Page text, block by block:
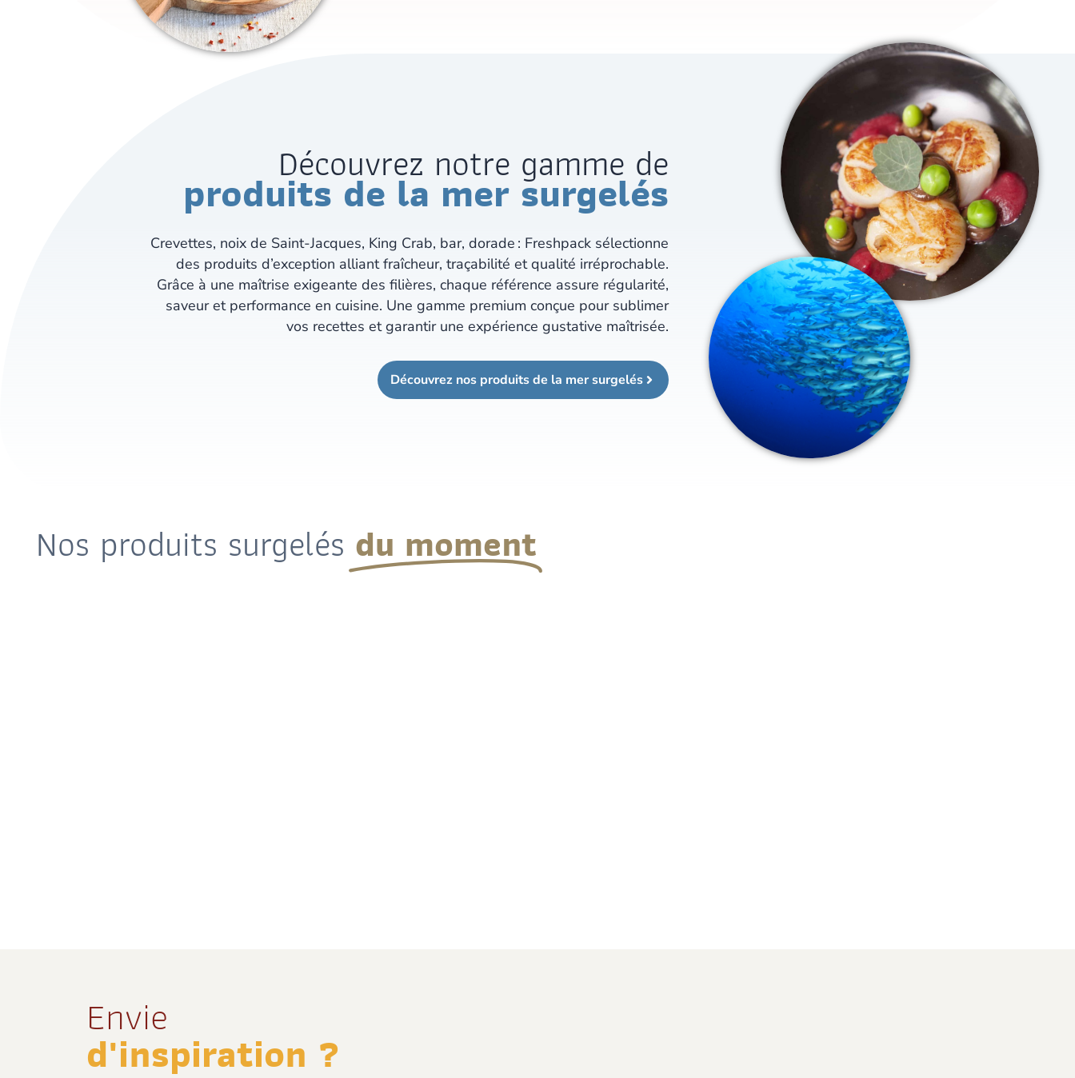
Découvrez notre gamme de
produits de la mer surgelés
Crevettes, noix de Saint-Jacques, King Crab, bar, dorade : Freshpack sélectionne
des produits d’exception alliant fraîcheur, traçabilité et qualité irréprochable.
Grâce à une maîtrise exigeante des filières, chaque référence assure régularité,
saveur et performance en cuisine. Une gamme premium conçue pour sublimer
vos recettes et garantir une expérience gustative maîtrisée.
Découvrez nos produits de la mer surgelés
Nos produits surgelés du moment
Envie
d'inspiration ?